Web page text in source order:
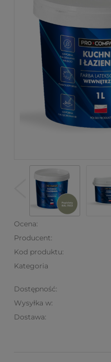
Ocena:
Producent:
Kod produktu:
Kategoria
Dostępność:
Wysyłka w:
Dostawa:
Cena nie zawiera